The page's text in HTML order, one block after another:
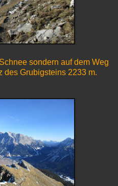
sondern auf dem Weg
des Grubigsteins 2233 m.